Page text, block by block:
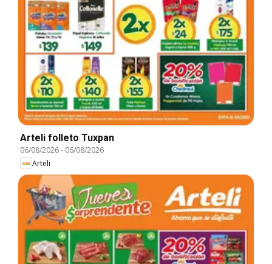
Arteli folleto Tuxpan
06/08/2026- 06/08/2026
Arteli